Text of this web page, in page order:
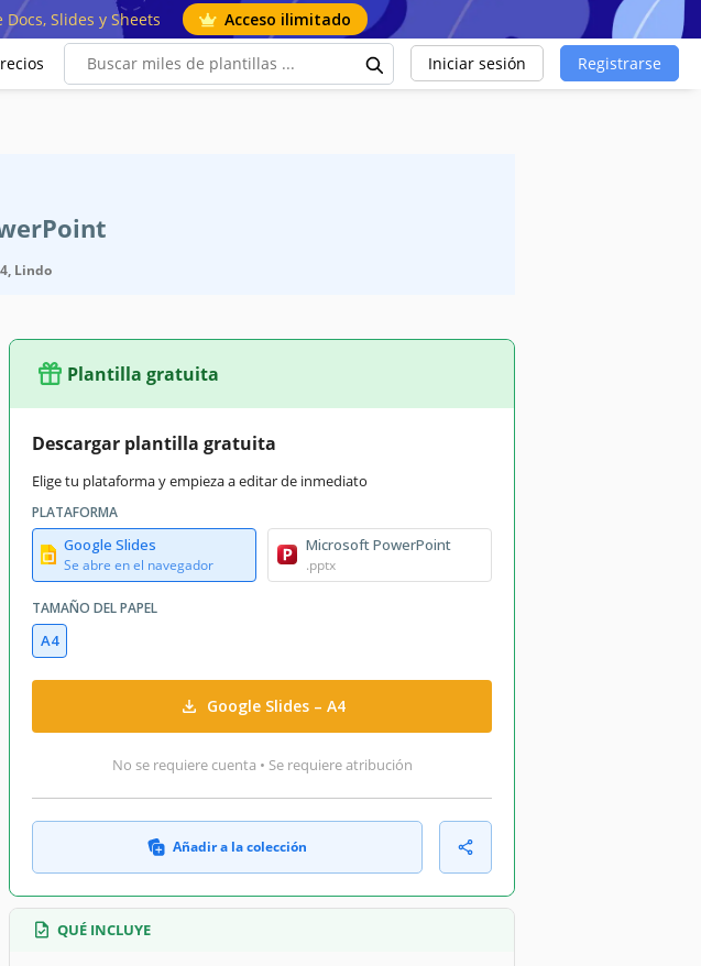
Slides y Sheets Acceso ilimitado
Iniciar sesión Registrarse
Lindo
Plantilla gratuita
Descargar plantilla gratuita
Elige tu plataforma y empieza a editar de inmediato
PLATAFORMA
Google Slides
Se abre en el navegador
Microsoft PowerPoint
.pptx
TAMAÑO DEL PAPEL
A4
Google Slides – A4
No se requiere cuenta • Se requiere atribución
Añadir a la colección
QUÉ INCLUYE